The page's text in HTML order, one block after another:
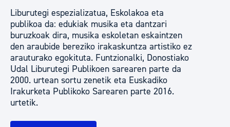
Liburutegi espezializatua, Eskolakoa eta
publikoa da: edukiak musika eta dantzari
buruzkoak dira, musika eskoletan eskaintzen
den araubide bereziko irakaskuntza artistiko ez
arauturako egokituta. Funtzionalki, Donostiako
Udal Liburutegi Publikoen sarearen parte da
2000. urtean sortu zenetik eta Euskadiko
Irakurketa Publikoko Sarearen parte 2016.
urtetik.